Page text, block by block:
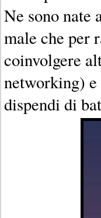
Ne sono nate
male che per
coinvolgere
networking) e
dispendi di